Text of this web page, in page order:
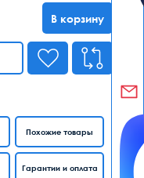
В корзину
Похожие товары
Гарантии и оплата